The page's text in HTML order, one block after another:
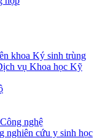
khoa Ký sinh trùng
vụ Khoa học Kỹ
nghệ
nghiên cứu y sinh học